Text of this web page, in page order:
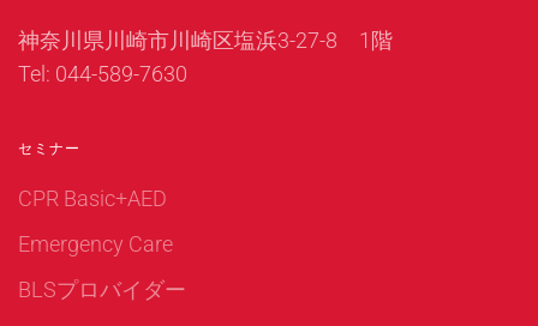
神奈川県川崎市川崎区塩浜3-27-8 1階
Tel: 044-589-7630
セミナー
CPR Basic+AED
Emergency Care
BLSプロバイダー